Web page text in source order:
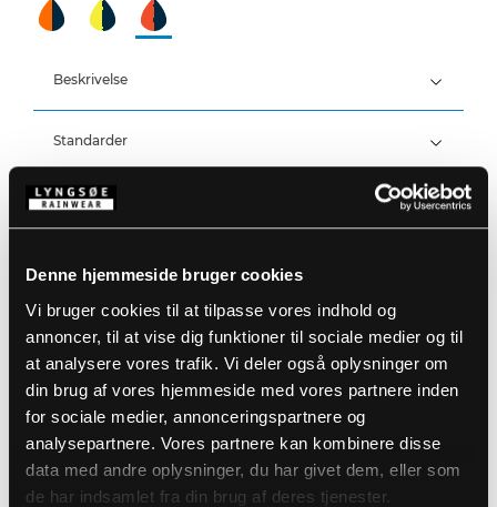
Denne hjemmeside bruger cookies
Vi bruger cookies til at tilpasse vores indhold og
annoncer, til at vise dig funktioner til sociale medier og til
at analysere vores trafik. Vi deler også oplysninger om
din brug af vores hjemmeside med vores partnere inden
for sociale medier, annonceringspartnere og
analysepartnere. Vores partnere kan kombinere disse
data med andre oplysninger, du har givet dem, eller som
de har indsamlet fra din brug af deres tjenester.
Beskrivelse
100% Polyester, PU belægning, 260 g/m²
Vind- og vandtæt
Vandtæthed: >20.000 MM
Standarder
Detaljer
Stor hætte som passer over hjelm
Skjult lynlås med trykknaplukning
Brystlomme til ID-kort
Trykknapjustering ved ærmer
Strikket vindfang ved håndled
Ventilation i ryggen
Skjult brystlomme med lynlås
To frontlommer med trykknapper
Varenummer: FR-LR6025-97/03
EAN: 5708217503127
Størrelsesguide
Vaskeanvisninger
Plejeinstruktioner:
DOWNLOAD PRODUKTBLAD